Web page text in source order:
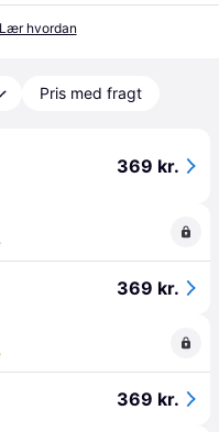
Lær hvordan
Pris med fragt
369 kr.
369 kr.
369 kr.